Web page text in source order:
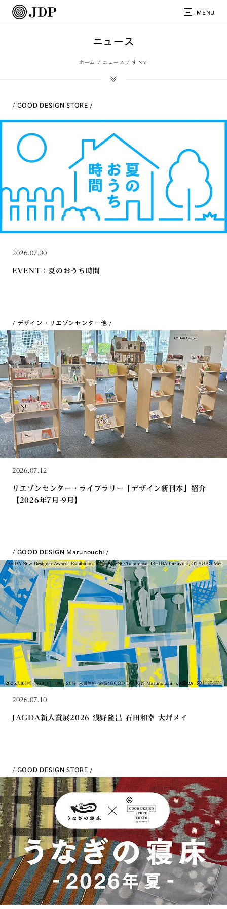
MENU
ニュース
ホーム ニュース すべて
GOOD DESIGN STORE
2026.07.30
EVENT：夏のおうち時間
デザイン・リエゾンセンター他
2026.07.12
リエゾンセンター・ライブラリー「デザイン新刊本」紹介
【2026年7月-9月】
GOOD DESIGN Marunouchi
2026.07.10
JAGDA新人賞展2026 浅野隆昌 石田和幸 大坪メイ
GOOD DESIGN STORE